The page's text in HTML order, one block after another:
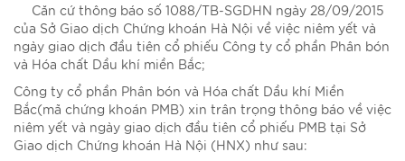
Căn cứ thông báo số 1088/TB-SGDHN ngày 28/09/2015
của Sở Giao dịch Chứng khoán Hà Nội về việc niêm yết và
ngày giao dịch đầu tiên cổ phiếu Công ty cổ phần Phân bón
và Hóa chất Dầu khí miền Bắc;
Công ty cổ phần Phân bón và Hóa chất Dầu khí Miền
Bắc(mã chứng khoán PMB) xin trân trọng thông báo về việc
niêm yết và ngày giao dịch đầu tiên cổ phiếu PMB tại Sở
Giao dịch Chứng khoán Hà Nội (HNX) như sau: